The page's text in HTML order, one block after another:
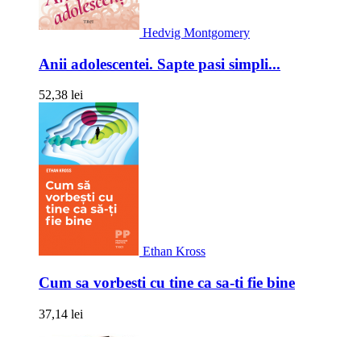
Hedvig Montgomery
Anii adolescentei. Sapte pasi simpli...
52,38 lei
Ethan Kross
Cum sa vorbesti cu tine ca sa-ti fie bine
37,14 lei